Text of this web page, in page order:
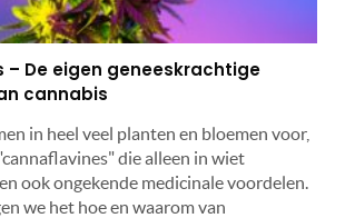
– De eigen geneeskrachtige
cannabis
in heel veel planten en bloemen voor,
die alleen in wiet
ook ongekende medicinale voordelen.
we het hoe en waarom van